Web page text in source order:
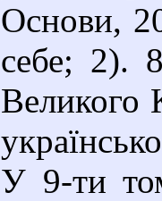
Основи,
себе; 2).
Великого
У 9-ти